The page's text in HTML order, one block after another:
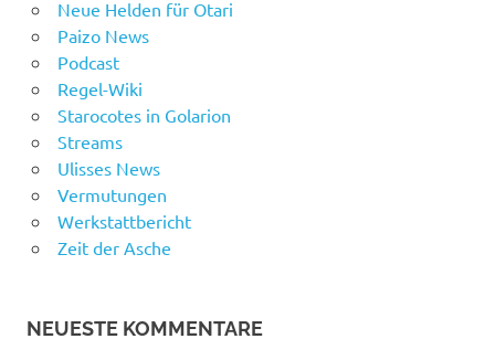
Neue Helden für Otari
Paizo News
Podcast
Regel-Wiki
Starocotes in Golarion
Streams
Ulisses News
Vermutungen
Werkstattbericht
Zeit der Asche
NEUESTE KOMMENTARE